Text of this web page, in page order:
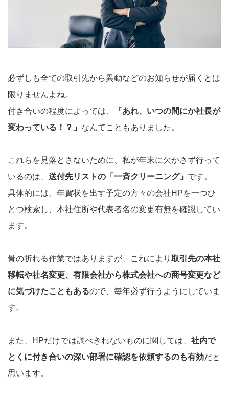
必ずしも全ての取引先から異動などのお知らせが届くとは
限りませんよね。
付き合いの程度によっては、
「あれ、いつの間にか社長が
変わっている！？」 なんてこともありました。
これらを見落とさないために、私が年末に欠かさず行って
いるのは、 送付先リストの「一斉クリーニング」 です。
具体的には、年賀状を出す予定の方々の会社HPを一つひ
とつ検索し、本社住所や代表者名の変更有無を確認してい
ます。
骨の折れる作業ではありますが、これにより 取引先の本社
移転や社名変更、有限会社から株式会社への商号変更など
に気づけたこともあるので、毎年必ず行うようにしていま
す。
また、HPだけでは調べきれないものに関しては、 社内で
とくに付き合いの深い部署に確認を依頼するのも有効だと
思います。